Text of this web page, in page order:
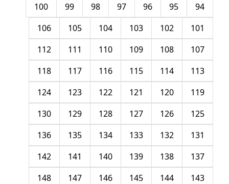
94
95
96
97
98
99
100
101
102
103
104
105
106
107
108
109
110
111
112
113
114
115
116
117
118
119
120
121
122
123
124
125
126
127
128
129
130
131
132
133
134
135
136
137
138
139
140
141
142
143
144
145
146
147
148